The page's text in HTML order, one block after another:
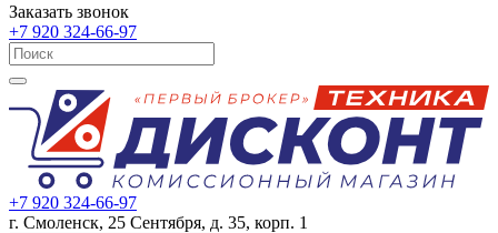
Заказать звонок
+7 920 324-66-97
+7 920 324-66-97
г. Смоленск, 25 Сентября, д. 35, корп. 1